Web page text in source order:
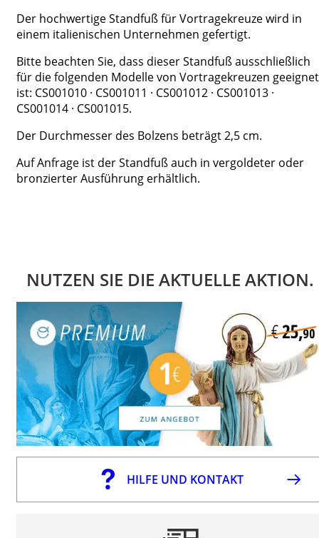
Der hochwertige Standfuß für Vortragekreuze wird in
einem italienischen Unternehmen gefertigt.
Bitte beachten Sie, dass dieser Standfuß ausschließlich
für die folgenden Modelle von Vortragekreuzen geeignet
ist: CS001010 · CS001011 · CS001012 · CS001013 ·
CS001014 · CS001015.
Der Durchmesser des Bolzens beträgt 2,5 cm.
Auf Anfrage ist der Standfuß auch in vergoldeter oder
bronzierter Ausführung erhältlich.
NUTZEN SIE DIE AKTUELLE AKTION.
HILFE UND KONTAKT